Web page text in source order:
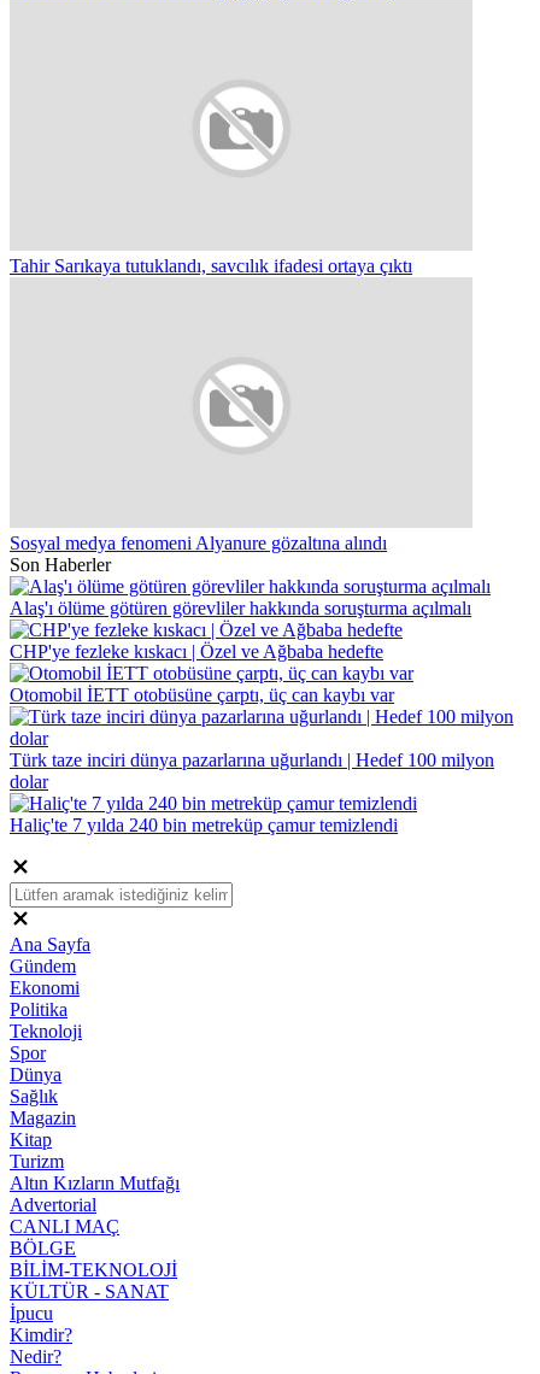
Tahir Sarıkaya tutuklandı, savcılık ifadesi ortaya çıktı
Sosyal medya fenomeni Alyanure gözaltına alındı
Son Haberler
Alaş'ı ölüme götüren görevliler hakkında soruşturma açılmalı
CHP'ye fezleke kıskacı | Özel ve Ağbaba hedefte
Otomobil İETT otobüsüne çarptı, üç can kaybı var
Türk taze inciri dünya pazarlarına uğurlandı | Hedef 100 milyon
dolar
Haliç'te 7 yılda 240 bin metreküp çamur temizlendi
Ana Sayfa
Gündem
Ekonomi
Politika
Teknoloji
Spor
Dünya
Sağlık
Magazin
Kitap
Turizm
Altın Kızların Mutfağı
Advertorial
CANLI MAÇ
BÖLGE
BİLİM-TEKNOLOJİ
KÜLTÜR - SANAT
İpucu
Kimdir?
Nedir?